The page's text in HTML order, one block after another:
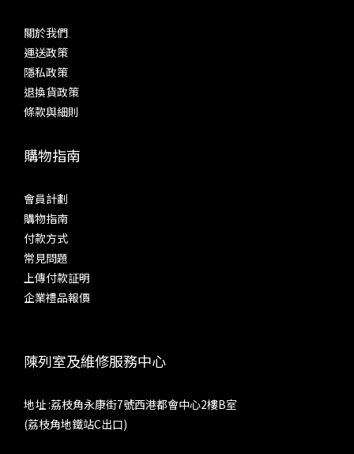
關於我們
運送政策
隱私政策
退換貨政策
條款與細則
購物指南
會員計劃
購物指南
付款方式
常見問題
上傳付款証明
企業禮品報價
陳列室及維修服務中心
地址 :荔枝角永康街7號西港都會中心2樓B室
(荔枝角地鐵站C出口)